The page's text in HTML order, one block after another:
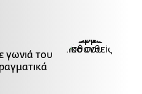
γωνιά του